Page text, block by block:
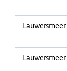
Lauwersmeer
Lauwersmeer